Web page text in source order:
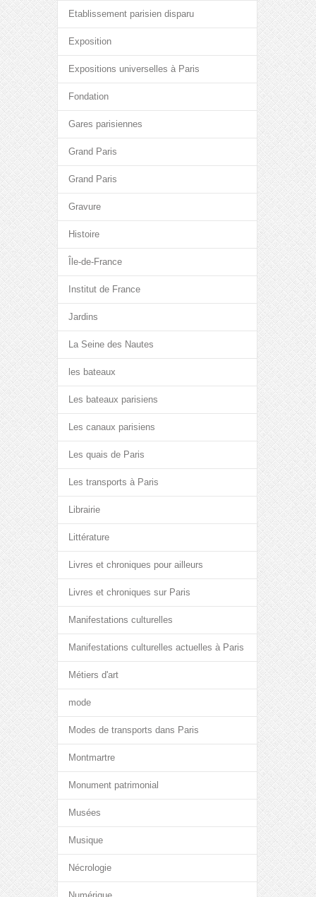
Etablissement parisien disparu
Exposition
Expositions universelles à Paris
Fondation
Gares parisiennes
Grand Paris
Grand Paris
Gravure
Histoire
Île-de-France
Institut de France
Jardins
La Seine des Nautes
les bateaux
Les bateaux parisiens
Les canaux parisiens
Les quais de Paris
Les transports à Paris
Librairie
Littérature
Livres et chroniques pour ailleurs
Livres et chroniques sur Paris
Manifestations culturelles
Manifestations culturelles actuelles à Paris
Métiers d'art
mode
Modes de transports dans Paris
Montmartre
Monument patrimonial
Musées
Musique
Nécrologie